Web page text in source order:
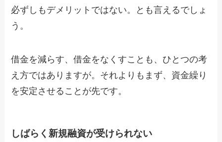
必ずしもデメリットではない。とも言えるでしょ
う。
借金を減らす、借金をなくすことも、ひとつの考
え方ではありますが。それよりもまず、資金繰り
を安定させることが先です。
しばらく新規融資が受けられない